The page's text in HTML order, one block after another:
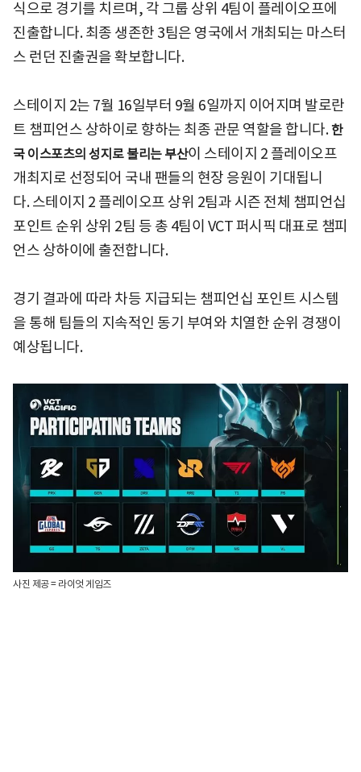
식으로 경기를 치르며, 각 그룹 상위 4팀이 플레이오프에
진출합니다. 최종 생존한 3팀은 영국에서 개최되는 마스터
스 런던 진출권을 확보합니다.
스테이지 2는 7월 16일부터 9월 6일까지 이어지며 발로란
트 챔피언스 상하이로 향하는 최종 관문 역할을 합니다. 한
국 이스포츠의 성지로 불리는 부산이 스테이지 2 플레이오프
개최지로 선정되어 국내 팬들의 현장 응원이 기대됩니
다. 스테이지 2 플레이오프 상위 2팀과 시즌 전체 챔피언십
포인트 순위 상위 2팀 등 총 4팀이 VCT 퍼시픽 대표로 챔피
언스 상하이에 출전합니다.
경기 결과에 따라 차등 지급되는 챔피언십 포인트 시스템
을 통해 팀들의 지속적인 동기 부여와 치열한 순위 경쟁이
예상됩니다.
사진 제공 = 라이엇 게임즈